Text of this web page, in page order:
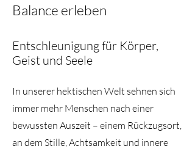
Balance erleben
Entschleunigung für Körper,
Geist und Seele
In unserer hektischen Welt sehnen sich
immer mehr Menschen nach einer
bewussten Auszeit – einem Rückzugsort,
an dem Stille, Achtsamkeit und innere